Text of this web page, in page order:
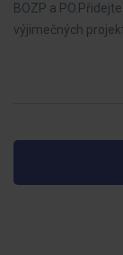
BOZP a
výjimečných